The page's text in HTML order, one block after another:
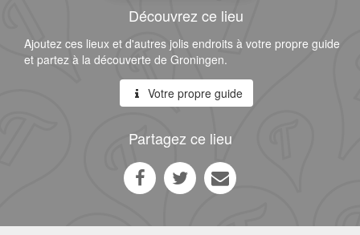
Découvrez ce lieu
Ajoutez ces lieux et d'autres jolis endroits à votre propre guide
et partez à la découverte de Groningen.
Votre propre guide
Partagez ce lieu